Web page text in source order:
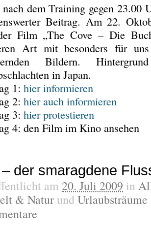
nach dem Training gegen 23.00
Beitrag. Am 22.
Film „The Cove – Die
Art mit besonders für
Bildern.
in Japan.
1: hier informieren
2: hier auch informieren
3: hier protestieren
4: den Film im Kino ansehen
der smaragdene
am 20. Juli 2009 in
& Natur und Urlaubsträume